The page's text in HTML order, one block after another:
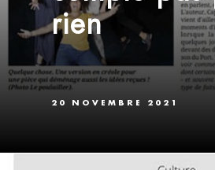
rien
20 NOVEMBRE 2021